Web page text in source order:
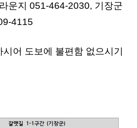
운지 051-464-2030, 기장군
4115
어 도보에 불편함 없으시기